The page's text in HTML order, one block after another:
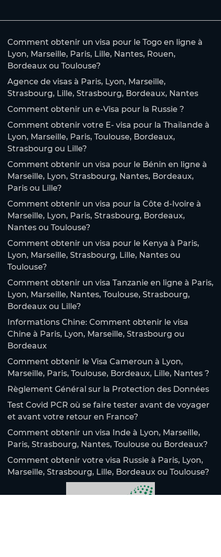
Comment obtenir un visa pour le Togo en ligne à
Lyon, Marseille, Paris, Lille, Nantes, Rouen,
Bordeaux ou Toulouse?
Agence de visas à Paris, Lyon, Marseille,
Strasbourg, Lille, Strasbourg, Bordeaux, Nantes
Comment obtenir un e-Visa pour la Russie ?
Comment obtenir votre E- visa pour la Thaïlande à
Lyon, Marseille, Paris, Toulouse, Bordeaux,
Strasbourg ou Lille?
Comment obtenir un visa pour le Bénin en ligne à
Marseille, Lyon, Strasbourg, Nantes, Bordeaux,
Paris ou Lille?
Comment obtenir un visa pour la Côte d-Ivoire à
Marseille, Lyon, Paris, Strasbourg, Bordeaux,
Nantes ou Toulouse?
Comment obtenir un visa pour le Kenya à Paris,
Lyon, Marseille, Strasbourg, Lille, Nantes ou
Toulouse?
Comment obtenir un visa Tanzanie en ligne à Paris,
Lyon, Marseille, Nantes, Toulouse, Strasbourg,
Bordeaux ou Lille?
Informations Chine: Comment obtenir le visa
Chine à Paris, Lyon, Marseille, Strasbourg ou
Bordeaux
Comment obtenir le Visa Cameroun à Lyon,
Marseille, Paris, Toulouse, Bordeaux, Lille, Nantes ?
Règlement Général sur la Protection des Données
Test Covid PCR où se faire tester avant de voyager
et avant votre retour en France?
Comment obtenir un visa Inde à Lyon, Marseille,
Paris, Strasbourg, Nantes, Toulouse ou Bordeaux?
Comment obtenir votre visa Russie à Paris, Lyon,
Marseille, Strasbourg, Lille, Bordeaux ou Toulouse?